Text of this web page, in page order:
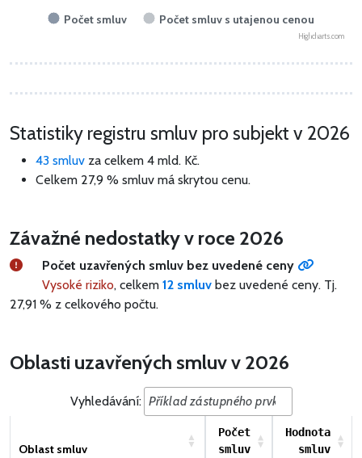
Počet smluv Počet smluv s utajenou cenou
Highcharts.com
Statistiky registru smluv pro subjekt v 2026
43 smluv za celkem 4 mld. Kč.
Celkem 27,9 % smluv má skrytou cenu.
Závažné nedostatky v roce 2026
Počet uzavřených smluv bez uvedené ceny
Vysoké riziko, celkem 12 smluv bez uvedené ceny. Tj.
27,91 % z celkového počtu.
Oblasti uzavřených smluv v 2026
Vyhledávání:
Oblast smluv
Počet
smluv
Hodnota
smluv